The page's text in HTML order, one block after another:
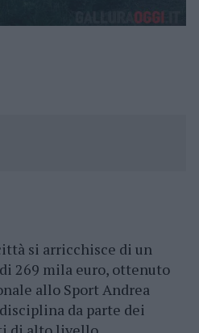
si arricchisce di un
269 mila euro, ottenuto
allo Sport Andrea
da parte dei